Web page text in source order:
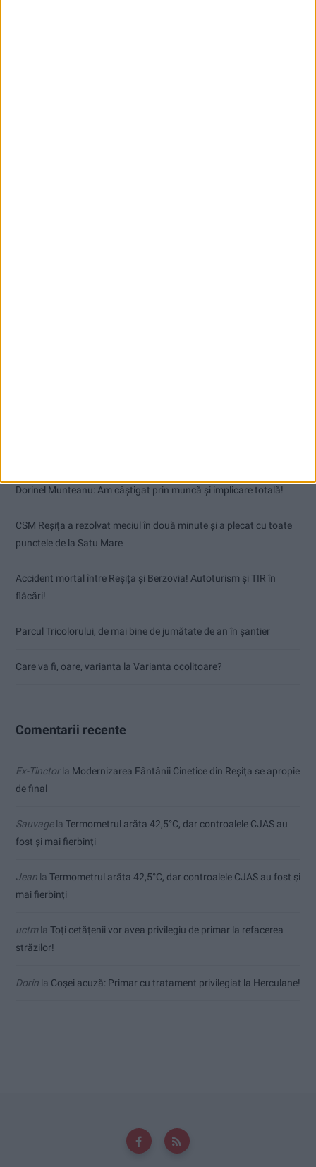
Dorinel Munteanu: Am câștigat prin muncă și implicare totală!
CSM Reșița a rezolvat meciul în două minute și a plecat cu toate
punctele de la Satu Mare
Accident mortal între Reșița și Berzovia! Autoturism și TIR în
flăcări!
Parcul Tricolorului, de mai bine de jumătate de an în șantier
Care va fi, oare, varianta la Varianta ocolitoare?
Comentarii recente
Ex-Tinctorla Modernizarea Fântânii Cinetice din Reșița se apropie
de final
Sauvagela Termometrul arăta 42,5°C, dar controalele CJAS au
fost și mai fierbinți
Jean la Termometrul arăta 42,5°C, dar controalele CJAS au fost și
mai fierbinți
uctmla Toți cetățenii vor avea privilegiu de primar la refacerea
străzilor!
Dorin la Coșei acuză: Primar cu tratament privilegiat la Herculane!